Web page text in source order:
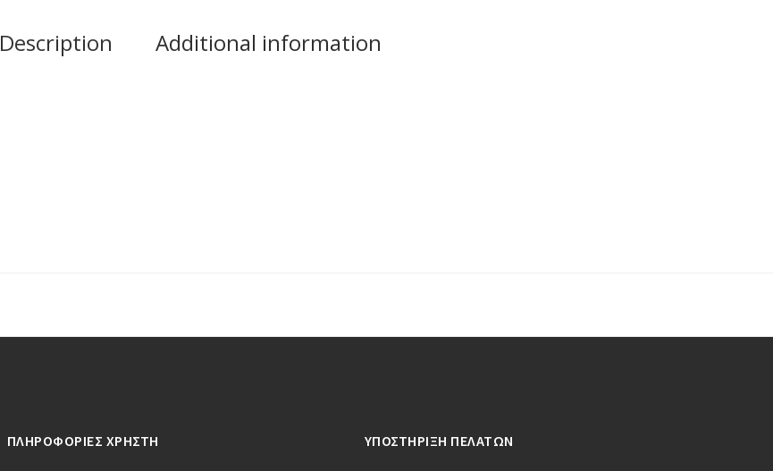
Description Additional information
ΠΛΗΡΟΦΟΡΙΕΣ ΧΡΗΣΤΗ ΥΠΟΣΤΗΡΙΞΗ ΠΕΛΑΤΩΝ